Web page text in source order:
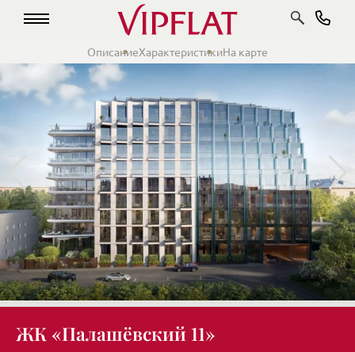
ОписаниеХарактеристикиНа карте
ЖК «Палашёвский 11»